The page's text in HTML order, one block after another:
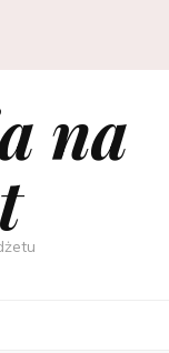
na